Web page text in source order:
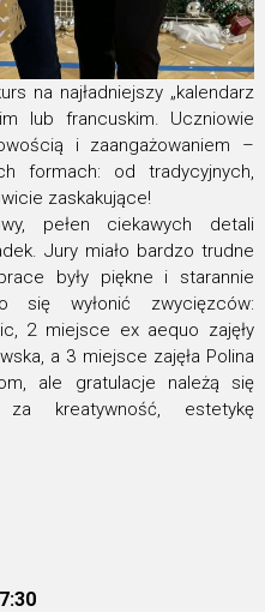
na najładniejszy „kalendarz
lub francuskim. Uczniowie
i zaangażowaniem –
formach: od tradycyjnych,
zaskakujące!
pełen ciekawych detali
Jury miało bardzo trudne
były piękne i starannie
się wyłonić zwycięzców:
2 miejsce ex aequo zajęły
a 3 miejsce zajęła Polina
ale gratulacje należą się
kreatywność, estetykę